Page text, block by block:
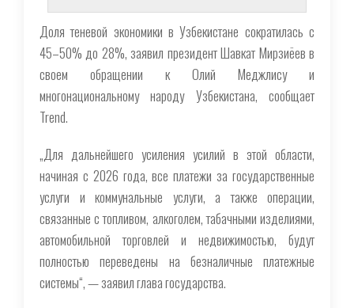
Доля теневой экономики в Узбекистане сократилась с
45–50% до 28%, заявил президент Шавкат Мирзиёев в
своем обращении к Олий Меджлису и
многонациональному народу Узбекистана, сообщает
Trend.
„Для дальнейшего усиления усилий в этой области,
начиная с 2026 года, все платежи за государственные
услуги и коммунальные услуги, а также операции,
связанные с топливом, алкоголем, табачными изделиями,
автомобильной торговлей и недвижимостью, будут
полностью переведены на безналичные платежные
системы“, — заявил глава государства.